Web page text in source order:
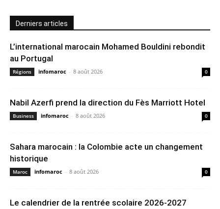
Derniers articles
L’international marocain Mohamed Bouldini rebondit
au Portugal
Régions infomaroc - 8 août 2026 0
Nabil Azerfi prend la direction du Fès Marriott Hotel
Business infomaroc - 8 août 2026 0
Sahara marocain : la Colombie acte un changement
historique
Maroc infomaroc - 8 août 2026 0
Le calendrier de la rentrée scolaire 2026-2027